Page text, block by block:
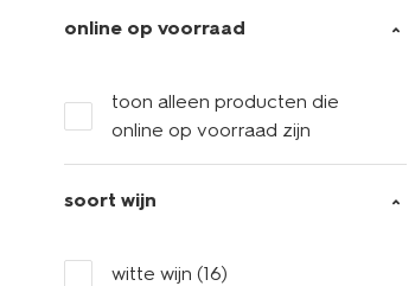
online op voorraad
toon alleen producten die
online op voorraad zijn
soort wijn
witte wijn (16)